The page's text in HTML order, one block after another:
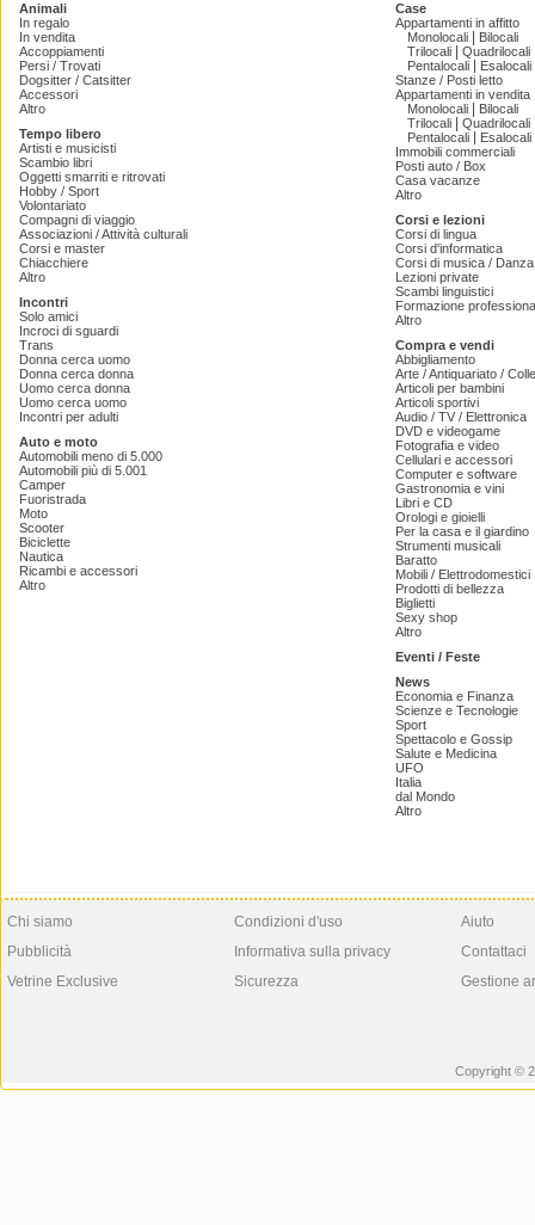
Animali
In regalo
In vendita
Accoppiamenti
Persi / Trovati
Dogsitter / Catsitter
Accessori
Altro
Tempo libero
Artisti e musicisti
Scambio libri
Oggetti smarriti e ritrovati
Hobby / Sport
Volontariato
Compagni di viaggio
Associazioni / Attività culturali
Corsi e master
Chiacchiere
Altro
Incontri
Solo amici
Incroci di sguardi
Trans
Donna cerca uomo
Donna cerca donna
Uomo cerca donna
Uomo cerca uomo
Incontri per adulti
Auto e moto
Automobili meno di 5.000
Automobili più di 5.001
Camper
Fuoristrada
Moto
Scooter
Biciclette
Nautica
Ricambi e accessori
Altro
Case
Appartamenti in affitto
Monolocali
Bilocali
Trilocali
Quadrilocali
Pentalocali
Esalocali
Stanze / Posti letto
Appartamenti in vendita
Monolocali
Bilocali
Trilocali
Quadrilocali
Pentalocali
Esalocali
Immobili commerciali
Posti auto / Box
Casa vacanze
Altro
Corsi e lezioni
Corsi di lingua
Corsi d'informatica
Corsi di musica /
Lezioni private
Scambi linguistici
Formazione
Altro
Compra e vendi
Abbigliamento
Arte / Antiquariato /
Articoli per bambini
Articoli sportivi
Audio / TV / Elettronica
DVD e videogame
Fotografia e video
Cellulari e accessori
Computer e software
Gastronomia e vini
Libri e CD
Orologi e gioielli
Per la casa e il giardino
Strumenti musicali
Baratto
Mobili / Elettrodomestici
Prodotti di bellezza
Biglietti
Sexy shop
Altro
Eventi / Feste
News
Economia e Finanza
Scienze e Tecnologie
Sport
Spettacolo e Gossip
Salute e Medicina
UFO
Italia
dal Mondo
Altro
Chi siamo
Pubblicità
Vetrine Exclusive
Condizioni d'uso
Informativa sulla privacy
Sicurezza
Aiuto
Contattaci
Gestione
Copyright ©